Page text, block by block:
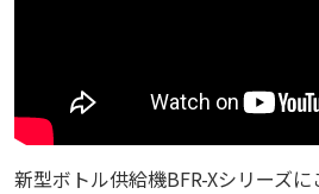
新型ボトル供給機BFR-Xシリーズ